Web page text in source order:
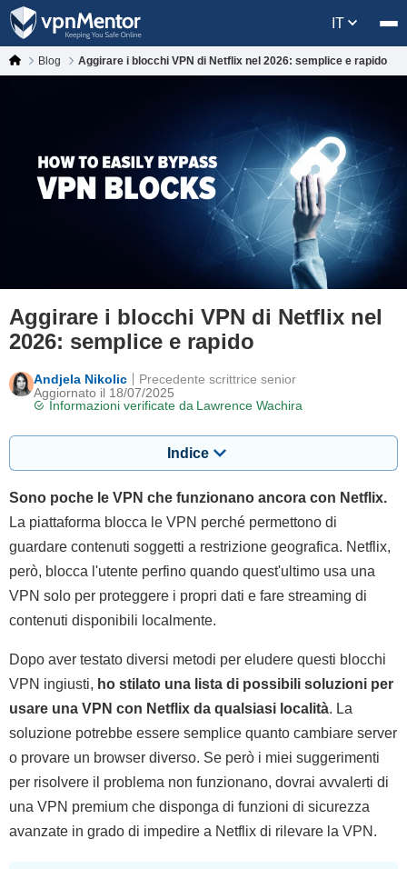
IT
Blog Aggirare i blocchi VPN di Netflix nel 2026: semplice e rapido
Aggirare i blocchi VPN di Netflix nel
2026: semplice e rapido
Andjela Nikolic
Aggiornato il 18/07/2025
Informazioni verificate da Lawrence Wachira
Precedente scrittrice senior
Indice
Sono poche le VPN che funzionano ancora con Netflix.
La piattaforma blocca le VPN perché permettono di
guardare contenuti soggetti a restrizione geografica. Netflix,
però, blocca l'utente perfino quando quest'ultimo usa una
VPN solo per proteggere i propri dati e fare streaming di
contenuti disponibili localmente.
Dopo aver testato diversi metodi per eludere questi blocchi
VPN ingiusti, ho stilato una lista di possibili soluzioni per
usare una VPN con Netflix da qualsiasi località. La
soluzione potrebbe essere semplice quanto cambiare server
o provare un browser diverso. Se però i miei suggerimenti
per risolvere il problema non funzionano, dovrai avvalerti di
una VPN premium che disponga di funzioni di sicurezza
avanzate in grado di impedire a Netflix di rilevare la VPN.